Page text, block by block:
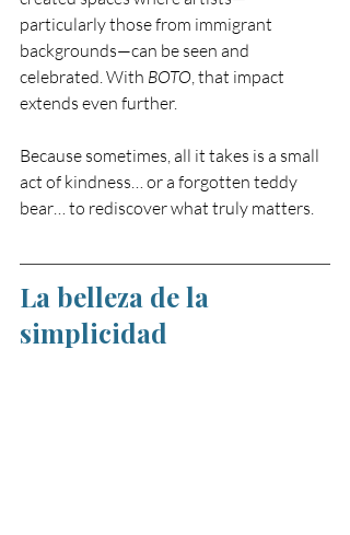
particularly those from immigrant
backgrounds—can be seen and
celebrated. With BOTO, that impact
extends even further.
Because sometimes, all it takes is a small
act of kindness… or a forgotten teddy
bear… to rediscover what truly matters.
La belleza de la
simplicidad